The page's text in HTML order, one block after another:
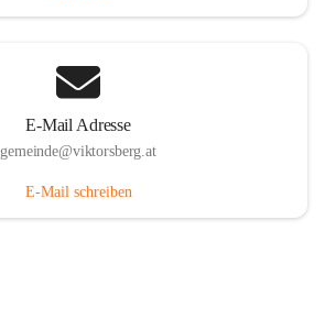
E-Mail Adresse
gemeinde@viktorsberg.at
E-Mail schreiben